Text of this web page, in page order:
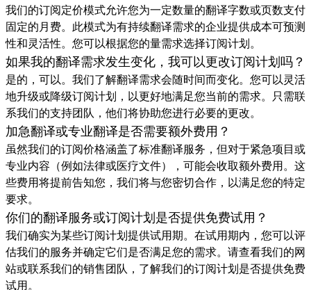
我们的订阅定价模式允许您为一定数量的翻译字数或页数支付
固定的月费。此模式为有持续翻译需求的企业提供成本可预测
性和灵活性。您可以根据您的量需求选择订阅计划。
如果我的翻译需求发生变化，我可以更改订阅计划吗？
是的，可以。我们了解翻译需求会随时间而变化。您可以灵活
地升级或降级订阅计划，以更好地满足您当前的需求。只需联
系我们的支持团队，他们将协助您进行必要的更改。
加急翻译或专业翻译是否需要额外费用？
虽然我们的订阅价格涵盖了标准翻译服务，但对于紧急项目或
专业内容（例如法律或医疗文件），可能会收取额外费用。这
些费用将提前告知您，我们将与您密切合作，以满足您的特定
要求。
你们的翻译服务或订阅计划是否提供免费试用？
我们确实为某些订阅计划提供试用期。在试用期内，您可以评
估我们的服务并确定它们是否满足您的需求。请查看我们的网
站或联系我们的销售团队，了解我们的订阅计划是否提供免费
试用。